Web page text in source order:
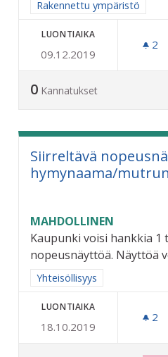
Rajaa tulokset aihepiirin
Rakennettu ympäristö
LUONTIAIKA
09.12.2019
2
0 Kannatukset
Siirreltävä
hymynaama/
MAHDOLLINEN
Kaupunki voisi hankkia 1
nopeusnäyttöä. Näyttöä
Rajaa tulokset aihepiirin
Yhteisöllisyys
LUONTIAIKA
18.10.2019
2